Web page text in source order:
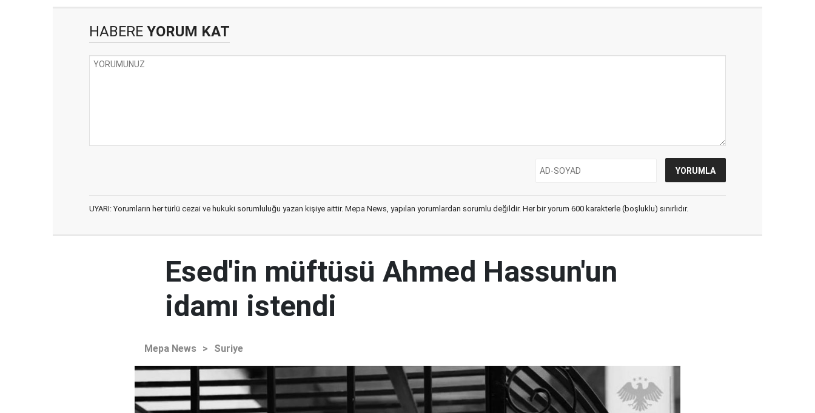
HABERE YORUM KAT
UYARI: Yorumların her türlü cezai ve hukuki sorumluluğu yazan kişiye aittir. Mepa News, yapılan yorumlardan sorumlu değildir. Her bir yorum 600 karakterle (boşluklu) sınırlıdır.
Esed'in müftüsü Ahmed Hassun'un
idamı istendi
Mepa News > Suriye